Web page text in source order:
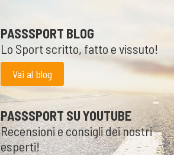
PASSSPORT BLOG
Lo Sport scritto, fatto e vissuto!
Vai al blog
PASSSPORT SU YOUTUBE
Recensioni e consigli dei nostri
esperti!